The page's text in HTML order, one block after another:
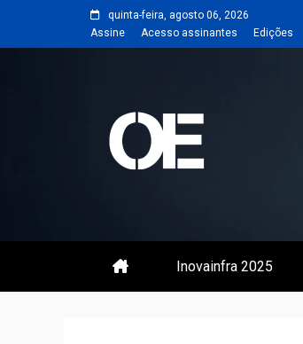
quinta-feira, agosto 06, 2026
Assine
Acesso assinantes Edições
Revista
Inovainfra 2025